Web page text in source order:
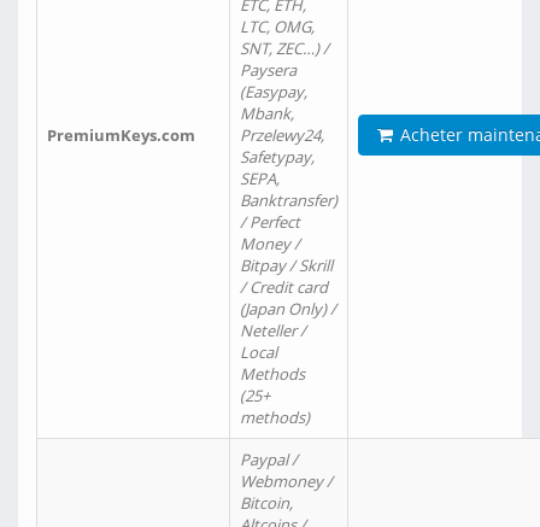
PremiumKeys.com
ETC, ETH,
LTC, OMG,
SNT, ZEC…) /
Paysera
(Easypay,
Mbank,
Przelewy24,
Safetypay,
SEPA,
Banktransfer)
/ Perfect
Money /
Bitpay / Skrill
/ Credit card
(Japan Only) /
Neteller /
Local
Methods
(25+
methods)
Acheter
Paypal /
Webmoney /
Bitcoin,